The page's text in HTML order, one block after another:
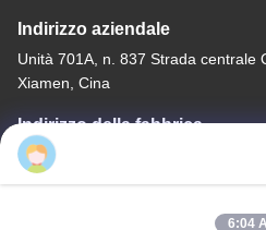
Indirizzo aziendale
Unità 701A, n. 837 Strada centrale
Xiamen, Cina
Indirizzo della fabbrica
No. 72, Yongjun Road, villaggio
Quanzhou, Fujian, Cina
6:04